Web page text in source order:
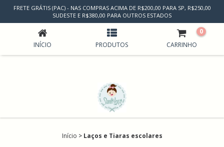
FRETE GRÁTIS (PAC) - NAS COMPRAS ACIMA DE R$200,00 PARA SP, R$250,00
SUDESTE E R$380,00 PARA OUTROS ESTADOS
LAÇOS E TIARAS ESCOLARES
INÍCIO PRODUTOS CARRINHO
0
Início > Laços e Tiaras escolares